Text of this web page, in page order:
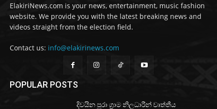
ElakiriNews.com is your news, entertainment, music fashion
website. We provide you with the latest breaking news and
videos straight from the election field.
Contact us: info@elakirinews.com
POPULAR POSTS
දිවයින පුරා ග්‍රාම නිලධාරීන් වෘත්තීය